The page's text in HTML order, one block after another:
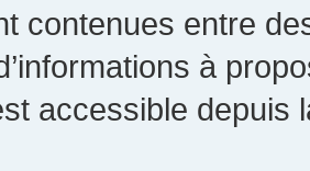
contenues entre
à
accessible depuis